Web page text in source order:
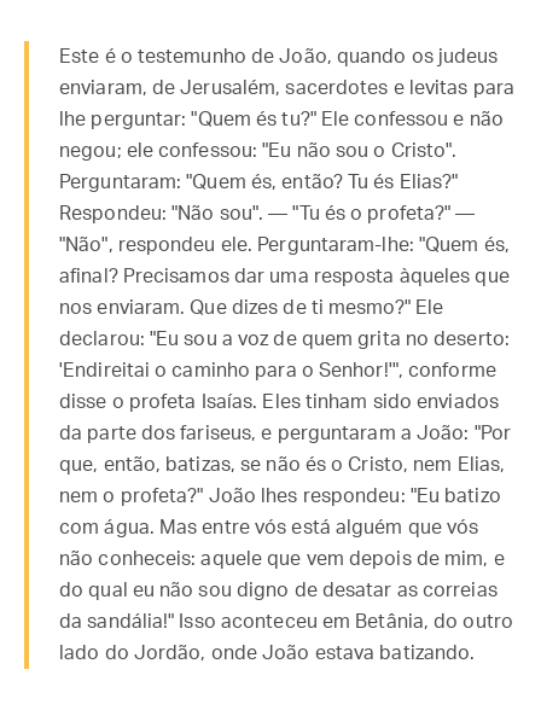
Este é o testemunho de João, quando os judeus
enviaram, de Jerusalém, sacerdotes e levitas para
lhe perguntar: "Quem és tu?" Ele confessou e não
negou; ele confessou: "Eu não sou o Cristo".
Perguntaram: "Quem és, então? Tu és Elias?"
Respondeu: "Não sou". — "Tu és o profeta?" —
"Não", respondeu ele. Perguntaram-lhe: "Quem és,
afinal? Precisamos dar uma resposta àqueles que
nos enviaram. Que dizes de ti mesmo?" Ele
declarou: "Eu sou a voz de quem grita no deserto:
'Endireitai o caminho para o Senhor!'", conforme
disse o profeta Isaías. Eles tinham sido enviados
da parte dos fariseus, e perguntaram a João: "Por
que, então, batizas, se não és o Cristo, nem Elias,
nem o profeta?" João lhes respondeu: "Eu batizo
com água. Mas entre vós está alguém que vós
não conheceis: aquele que vem depois de mim, e
do qual eu não sou digno de desatar as correias
da sandália!" Isso aconteceu em Betânia, do outro
lado do Jordão, onde João estava batizando.